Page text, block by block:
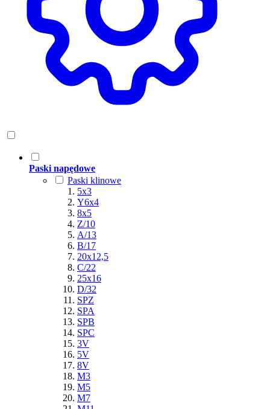
Paski napędowe
Paski klinowe
5x3
Y6x4
8x5
Z/10
A/13
B/17
20x12,5
C/22
25x16
D/32
SPZ
SPA
SPB
SPC
3V
5V
8V
M3
M5
M7